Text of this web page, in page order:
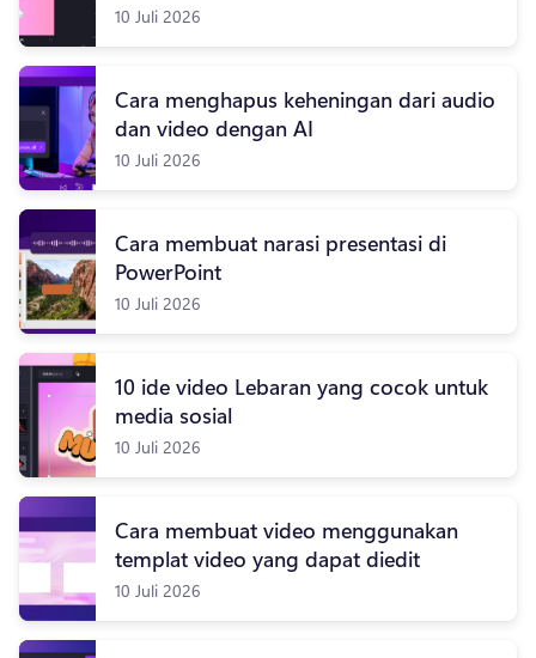
10 Juli 2026
Cara menghapus keheningan dari audio
dan video dengan AI
10 Juli 2026
Cara membuat narasi presentasi di
PowerPoint
10 Juli 2026
10 ide video Lebaran yang cocok untuk
media sosial
10 Juli 2026
Cara membuat video menggunakan
templat video yang dapat diedit
10 Juli 2026